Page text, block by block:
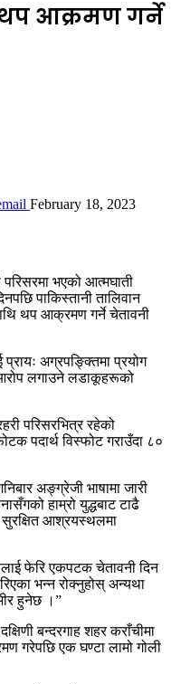
थप आक्रमण गर्ने
February 18, 2023
भएको आत्मघाती
पाकिस्तानी तालिवान
थप आक्रमण गर्ने चेतावनी
प्रायः अग्रपङ्क्तिमा प्रयोग
लगाउने लडाकूहरूको
परिसरभित्र रहेको
पदार्थ विस्फोट गराउँदा ८०
अङ्ग्रेजी भाषामा जारी
हाम्रो युद्धबाट टाढै
सुरक्षित आश्रयस्थलमा
फेरि एकपटक चेतावनी दिन
भन्न रोक्नुहोस् अन्यथा
हुनेछ ।”
बन्दरगाह शहर कराँचीमा
गरेपछि एक घण्टा लामो गोली